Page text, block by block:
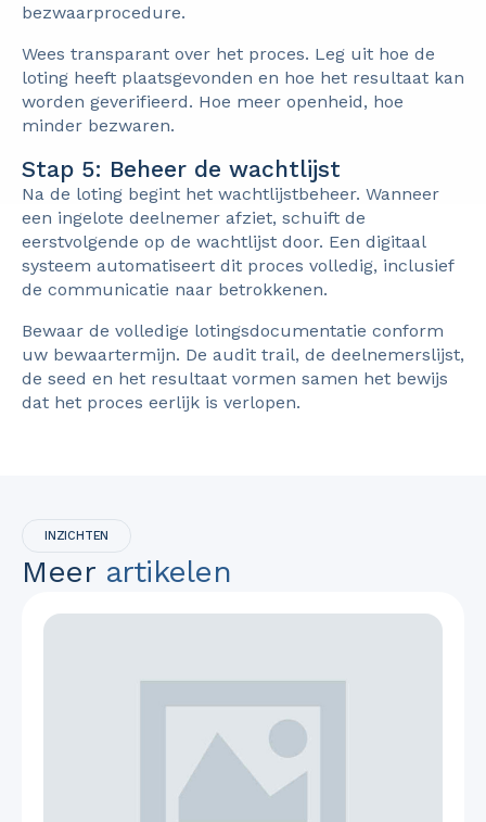
bezwaarprocedure.
Wees transparant over het proces. Leg uit hoe de
loting heeft plaatsgevonden en hoe het resultaat kan
worden geverifieerd. Hoe meer openheid, hoe
minder bezwaren.
Stap 5: Beheer de wachtlijst
Na de loting begint het wachtlijstbeheer. Wanneer
een ingelote deelnemer afziet, schuift de
eerstvolgende op de wachtlijst door. Een digitaal
systeem automatiseert dit proces volledig, inclusief
de communicatie naar betrokkenen.
Bewaar de volledige lotingsdocumentatie conform
uw bewaartermijn. De audit trail, de deelnemerslijst,
de seed en het resultaat vormen samen het bewijs
dat het proces eerlijk is verlopen.
INZICHTEN
Meer artikelen